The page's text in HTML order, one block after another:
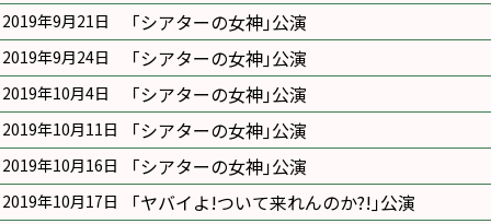
2019年9月21日 ｢シアターの女神｣公演
2019年9月24日 ｢シアターの女神｣公演
2019年10月4日 ｢シアターの女神｣公演
2019年10月11日 ｢シアターの女神｣公演
2019年10月16日 ｢シアターの女神｣公演
2019年10月17日 ｢ヤバイよ!ついて来れんのか?!｣公演